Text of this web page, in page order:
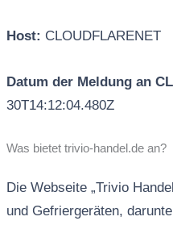
Host: CLOUDFLARENET
Datum der Meldung an
30T14:12:04.480Z
Was bietet trivio-handel.de an?
Die Webseite „Trivio
und Gefriergeräten,